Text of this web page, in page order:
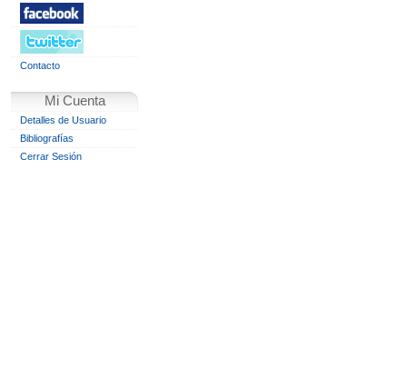
Contacto
Mi Cuenta
Detalles de Usuario
Bibliografías
Cerrar Sesión